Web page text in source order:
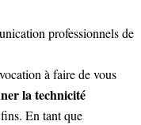
professionnels de
à faire de vous
la technicité
En tant que